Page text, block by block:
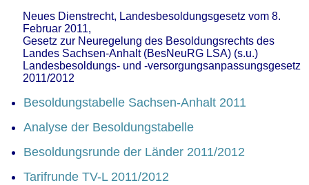
Neues Dienstrecht, Landesbesoldungsgesetz vom 8.
Februar 2011,
Gesetz zur Neuregelung des Besoldungsrechts des
Landes Sachsen-Anhalt (BesNeuRG LSA) (s.u.)
Landesbesoldungs- und -versorgungsanpassungsgesetz
2011/2012
Besoldungstabelle Sachsen-Anhalt 2011
Analyse der Besoldungstabelle
Besoldungsrunde der Länder 2011/2012
Tarifrunde TV-L 2011/2012